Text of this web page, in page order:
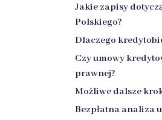
Jakie zapisy
Polskiego?
Dlaczego
Czy umowy
prawnej?
Możliwe dalsze
Bezpłatna analiza